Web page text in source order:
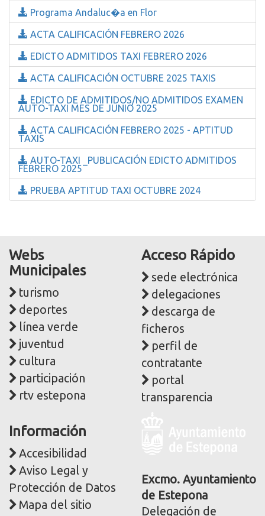
Programa Andaluc�a en Flor
ACTA CALIFICACIÓN FEBRERO 2026
EDICTO ADMITIDOS TAXI FEBRERO 2026
ACTA CALIFICACIÓN OCTUBRE 2025 TAXIS
EDICTO DE ADMITIDOS/NO ADMITIDOS EXAMEN
AUTO-TAXI MES DE JUNIO 2025
ACTA CALIFICACIÓN FEBRERO 2025 - APTITUD
TAXIS
AUTO-TAXI _PUBLICACIÓN EDICTO ADMITIDOS
FEBRERO 2025
PRUEBA APTITUD TAXI OCTUBRE 2024
Webs
Municipales
turismo
deportes
línea verde
juventud
cultura
participación
rtv estepona
Acceso Rápido
sede electrónica
delegaciones
descarga de
ficheros
perfil de
contratante
portal
transparencia
Información
Accesibilidad
Aviso Legal y
Protección de Datos
Mapa del sitio
corporativa
Excmo. Ayuntamiento
de Estepona
Delegación de